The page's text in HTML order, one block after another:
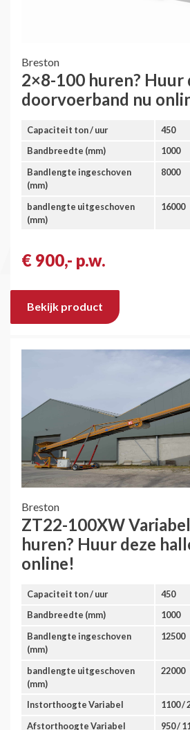
Breston
2×8-100 huren? Huur
doorvoerband nu
Capaciteit ton / uur
450
Bandbreedte (mm)
1000
Bandlengte ingeschoven
(mm)
8000
bandlengte uitgeschoven
(mm)
16000
€ 900,- p.w.
Bekijk product
Breston
ZT22-100XW
huren? Huur deze
online!
Capaciteit ton / uur
450
Bandbreedte (mm)
1000
Bandlengte ingeschoven
(mm)
12500
bandlengte uitgeschoven
(mm)
22000
Instorthoogte Variabel
1100 /
Afstorthoogte Variabel
950 /